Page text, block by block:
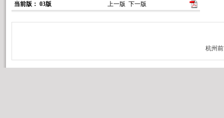
当前版： 03版 上一版 下一版